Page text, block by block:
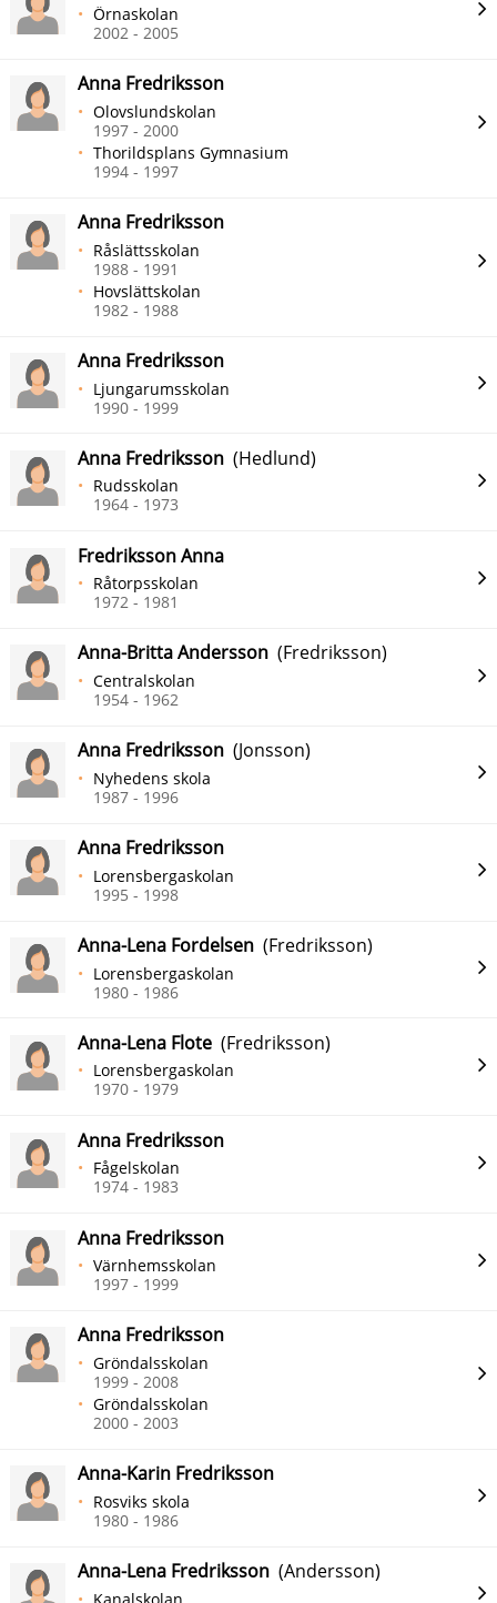
Örnaskolan
2002 - 2005
Anna Fredriksson
Olovslundskolan
1997 - 2000
Thorildsplans Gymnasium
1994 - 1997
Anna Fredriksson
Råslättsskolan
1988 - 1991
Hovslättskolan
1982 - 1988
Anna Fredriksson
Ljungarumsskolan
1990 - 1999
Anna Fredriksson (Hedlund)
Rudsskolan
1964 - 1973
Fredriksson Anna
Råtorpsskolan
1972 - 1981
Anna-Britta Andersson (Fredriksson)
Centralskolan
1954 - 1962
Anna Fredriksson (Jonsson)
Nyhedens skola
1987 - 1996
Anna Fredriksson
Lorensbergaskolan
1995 - 1998
Anna-Lena Fordelsen (Fredriksson)
Lorensbergaskolan
1980 - 1986
Anna-Lena Flote (Fredriksson)
Lorensbergaskolan
1970 - 1979
Anna Fredriksson
Fågelskolan
1974 - 1983
Anna Fredriksson
Värnhemsskolan
1997 - 1999
Anna Fredriksson
Gröndalsskolan
1999 - 2008
Gröndalsskolan
2000 - 2003
Anna-Karin Fredriksson
Rosviks skola
1980 - 1986
Anna-Lena Fredriksson (Andersson)
Kanalskolan